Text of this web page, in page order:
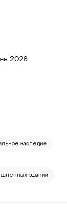
2026
наследие
зданий